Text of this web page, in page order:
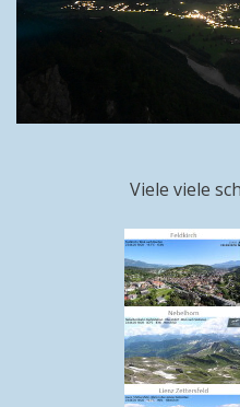
Viele viele